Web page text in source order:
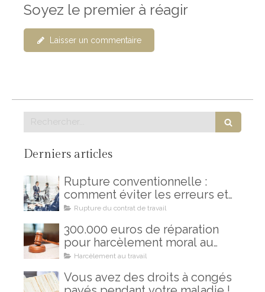
Soyez le premier à réagir
Laisser un commentaire
Derniers articles
Rupture conventionnelle :
comment éviter les erreurs et
les regrets
Rupture du contrat de travail
300.000 euros de réparation
pour harcèlement moral au
travail : un combat gagné !
Harcèlement au travail
Vous avez des droits à congés